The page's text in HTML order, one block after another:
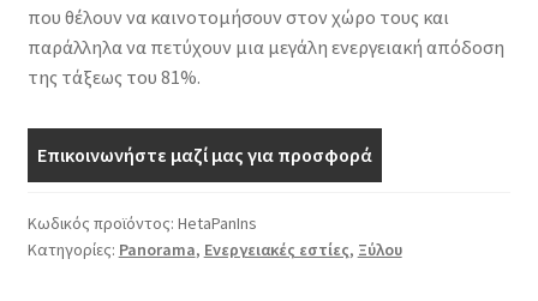
που θέλουν να καινοτομήσουν στον χώρο τους και
παράλληλα να πετύχουν μια μεγάλη ενεργειακή απόδοση
της τάξεως του 81%.
Επικοινωνήστε μαζί μας για προσφορά
Κωδικός προϊόντος: HetaPanIns
Κατηγορίες: Panorama, Ενεργειακές εστίες, Ξύλου